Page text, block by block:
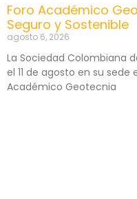
Foro Académico
Seguro y Sostenible
agosto 6, 2026
La Sociedad Colombiana
el 11 de agosto en su
Académico Geotecnia